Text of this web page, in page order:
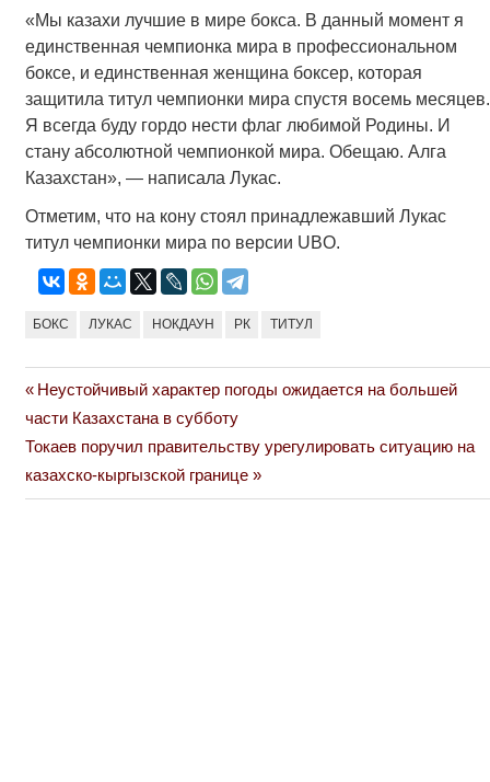
«Мы казахи лучшие в мире бокса. В данный момент я
единственная чемпионка мира в профессиональном
боксе, и единственная женщина боксер, которая
защитила титул чемпионки мира спустя восемь месяцев.
Я всегда буду гордо нести флаг любимой Родины. И
стану абсолютной чемпионкой мира. Обещаю. Алга
Казахстан», — написала Лукас.
Отметим, что на кону стоял принадлежавший Лукас
титул чемпионки мира по версии UBO.
БОКС ЛУКАС НОКДАУН РК ТИТУЛ
Навигация
по
записям
Previous
Post:
Неустойчивый характер погоды ожидается на большей
части Казахстана в субботу
Next
Post:
Токаев поручил правительству урегулировать ситуацию на
казахско-кыргызской границе